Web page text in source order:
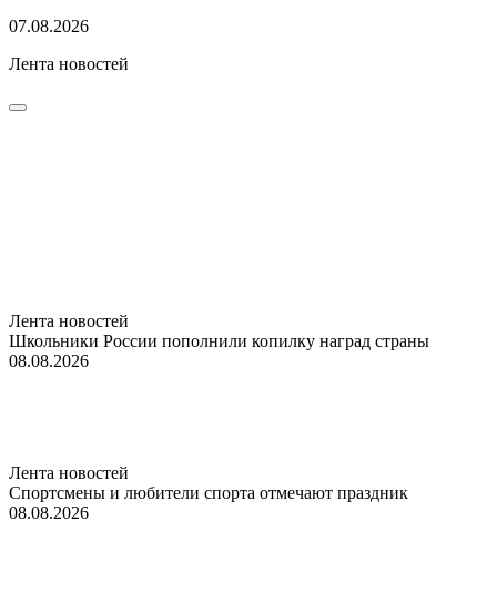
07.08.2026
Лента новостей
Лента новостей
Школьники России пополнили копилку наград страны
08.08.2026
Лента новостей
Спортсмены и любители спорта отмечают праздник
08.08.2026